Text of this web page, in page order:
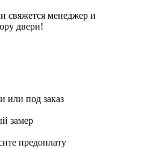
свяжется менеджер и
двери!
или под заказ
замер
предоплату